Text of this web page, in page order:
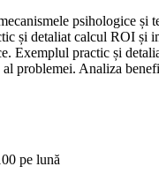
psihologice și
și detaliat calcul ROI
Exemplul practic și
problemei. Analiza
pe lună